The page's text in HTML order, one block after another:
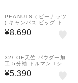
おすすめ
PEANUTS ( ピーナッツ
) キャンバス ビッグ トー
トバッグ
¥8,690
32/-OE天竺 パウダー加
工 5分袖 ドルマン Tシャ
ツ
¥5,390